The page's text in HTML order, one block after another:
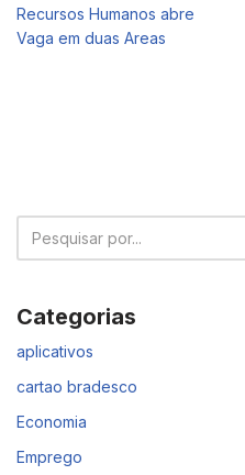
Recursos Humanos abre
Vaga em duas Areas
Categorias
aplicativos
cartao bradesco
Economia
Emprego